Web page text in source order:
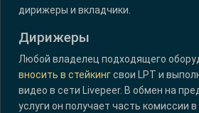
дирижеры и вкладчики.
Дирижеры
Любой владелец подходящего
вносить в стейкингсвои LPT и
видео в сети Livepeer. В обмен на
услуги он получает часть комиссии в